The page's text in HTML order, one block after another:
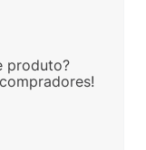
produto?